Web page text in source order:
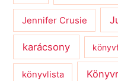
Jennifer Crusie
karácsony
könyvlista